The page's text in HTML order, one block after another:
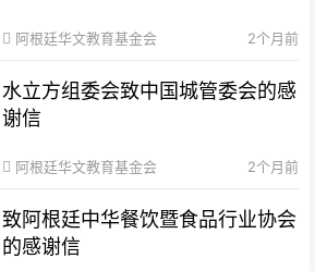
阿根廷华文教育基金会 2个月前
水立方组委会致中国城管委会的感
谢信
阿根廷华文教育基金会 2个月前
致阿根廷中华餐饮暨食品行业协会
的感谢信